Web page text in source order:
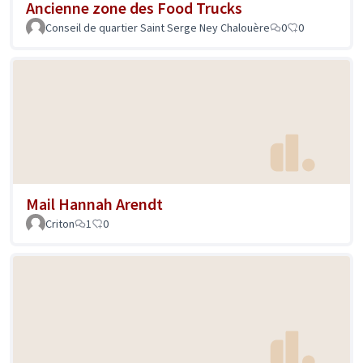
Ancienne zone des Food Trucks
Conseil de quartier Saint Serge Ney Chalouère 0 0
Mail Hannah Arendt
Criton 1 0